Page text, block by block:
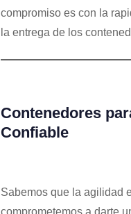
compromiso es con la
la entrega de los
Contenedores
Confiable
Sabemos que la agilidad
comprometemos a darte